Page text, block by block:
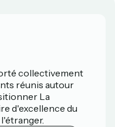
collectivement
réunis autour
La
d'excellence du
l'étranger.